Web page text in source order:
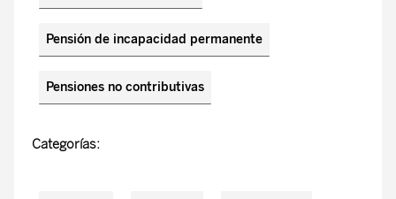
Pensión de incapacidad permanente
Pensiones no contributivas
Categorías: